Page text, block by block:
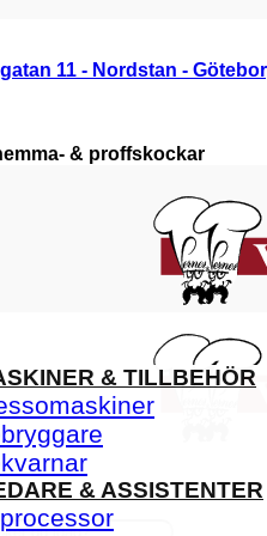
11 - Nordstan -
& proffskockar
& TILLBEHÖR
& ASSISTENTER